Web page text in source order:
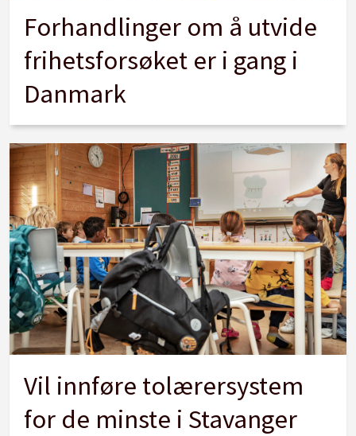
Forhandlinger om å utvide
frihetsforsøket er i gang i
Danmark
Vil innføre tolærersystem
for de minste i Stavanger